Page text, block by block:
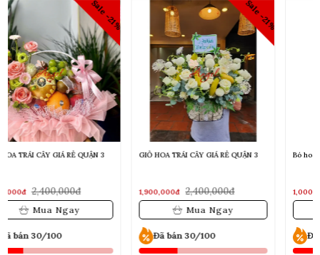
GIỎ HOA TRÁI CÂY GIÁ RẺ QUẬN 3
1,900,000đ 2,400,000đ
Mua Ngay
Đã bán 30/100
Bó hoa dâu tây
1,000,000đ 1,200,000đ
Mua Ngay
Đã bán 30/100